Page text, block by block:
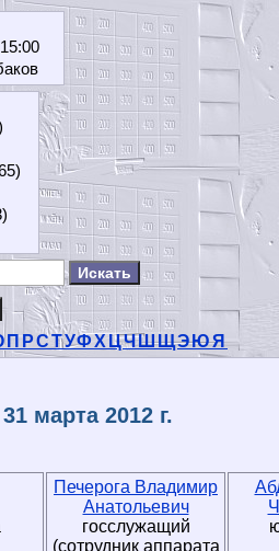
ПРСТУФХ ЦЧШЩЭЮЯ
марта 2012 г.
Печерога Владимир
Анатольевич
госслужащий
(сотрудник аппарата